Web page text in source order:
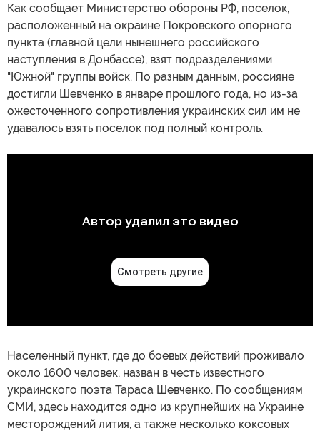
Как сообщает Министерство обороны РФ, поселок,
расположенный на окраине Покровского опорного
пункта (главной цели нынешнего российского
наступления в Донбассе), взят подразделениями
"Южной" группы войск. По разным данным, россияне
достигли Шевченко в январе прошлого года, но из-за
ожесточенного сопротивления украинских сил им не
удавалось взять поселок под полный контроль.
Населенный пункт, где до боевых действий проживало
около 1600 человек, назван в честь известного
украинского поэта Тараса Шевченко. По сообщениям
СМИ, здесь находится одно из крупнейших на Украине
месторождений лития, а также несколько коксовых